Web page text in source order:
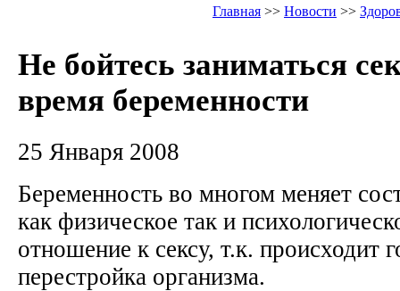
Главная >> Новости >>
Не бойтесь заниматься
время беременности
25 Января 2008
Беременность во многом меняет
как физическое так и
отношение к сексу, т.к. происходит
перестройка организма.